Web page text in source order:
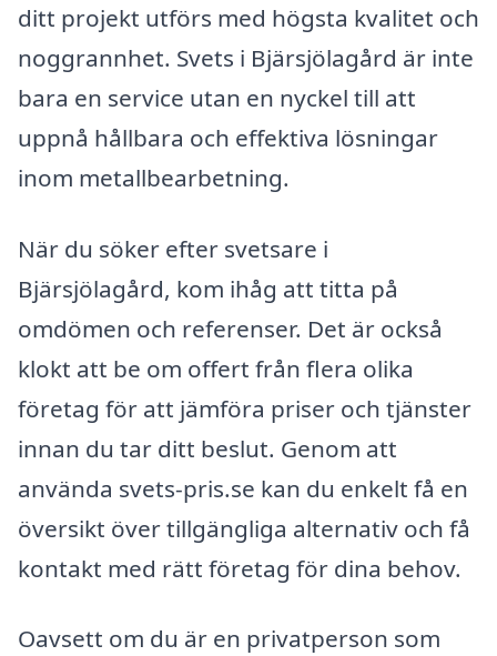
ditt projekt utförs med högsta kvalitet och
noggrannhet. Svets i Bjärsjölagård är inte
bara en service utan en nyckel till att
uppnå hållbara och effektiva lösningar
inom metallbearbetning.
När du söker efter svetsare i
Bjärsjölagård, kom ihåg att titta på
omdömen och referenser. Det är också
klokt att be om offert från flera olika
företag för att jämföra priser och tjänster
innan du tar ditt beslut. Genom att
använda svets-pris.se kan du enkelt få en
översikt över tillgängliga alternativ och få
kontakt med rätt företag för dina behov.
Oavsett om du är en privatperson som